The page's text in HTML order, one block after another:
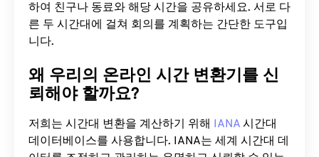
하여 친구나 동료와 해당 시간을 공유하세요. 서로 다
른 두 시간대에 걸쳐 회의를 계획하는 간단한 도구입
니다.
왜 우리의 온라인 시간 변환기를 신
뢰해야 할까요?
저희는 시간대 변환을 계산하기 위해 IANA 시간대
데이터베이스를 사용합니다. IANA는 세계 시간대 데